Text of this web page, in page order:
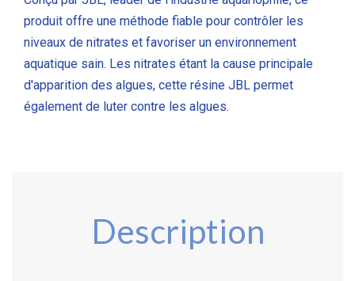
produit offre une méthode fiable pour contrôler les
niveaux de nitrates et favoriser un environnement
aquatique sain. Les nitrates étant la cause principale
d'apparition des algues, cette résine JBL permet
également de luter contre les algues.
Description